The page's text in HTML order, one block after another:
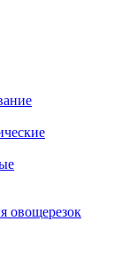
овощерезок